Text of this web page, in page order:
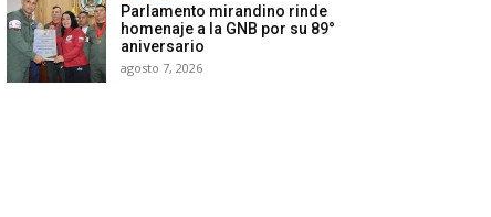
Parlamento mirandino rinde
homenaje a la GNB por su 89°
aniversario
agosto 7, 2026